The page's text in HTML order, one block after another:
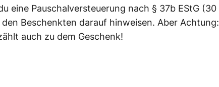
eine Pauschalversteuerung nach § 37b EStG (30
Beschenkten darauf hinweisen. Aber Achtung:
auch zu dem Geschenk!